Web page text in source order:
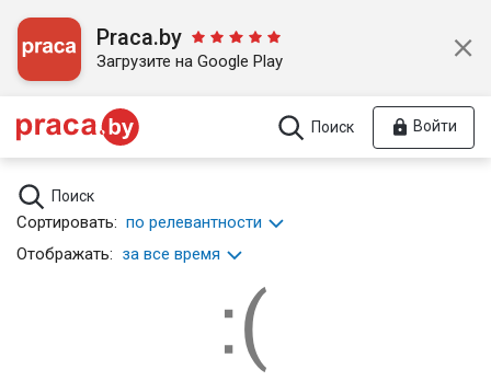
Praca.by
Загрузите на Google Play
Поиск Войти
Поиск
Сортировать: по релевантности
Отображать: за все время